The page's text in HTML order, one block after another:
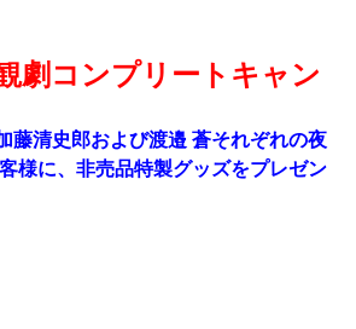
劇コンプリートキャン
藤清史郎および渡邉 蒼それぞれの夜
様に、非売品特製グッズをプレゼン